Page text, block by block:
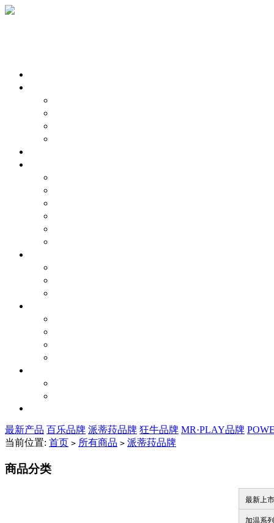
最新产品 百乐品牌 派蒂菈品牌 狂牛品牌 MR·PLAY品牌
当前位置: 首页 > 所有商品 > 派蒂菈品牌
商品分类
最新上市
加温系列